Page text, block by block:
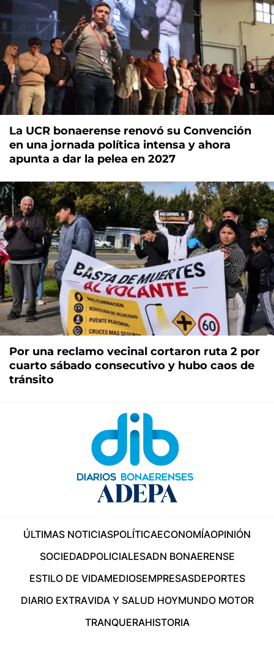
La UCR bonaerense renovó su Convención
en una jornada política intensa y ahora
apunta a dar la pelea en 2027
Por una reclamo vecinal cortaron ruta 2 por
cuarto sábado consecutivo y hubo caos de
tránsito
ÚLTIMAS NOTICIASPOLÍTICAECONOMÍAOPINIÓN
SOCIEDADPOLICIALESADN BONAERENSE
ESTILO DE VIDAMEDIOSEMPRESASDEPORTES
DIARIO EXTRAVIDA Y SALUD HOYMUNDO MOTOR
TRANQUERAHISTORIA